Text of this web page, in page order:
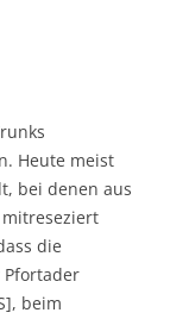
Heute meist
bei denen aus
die
beim